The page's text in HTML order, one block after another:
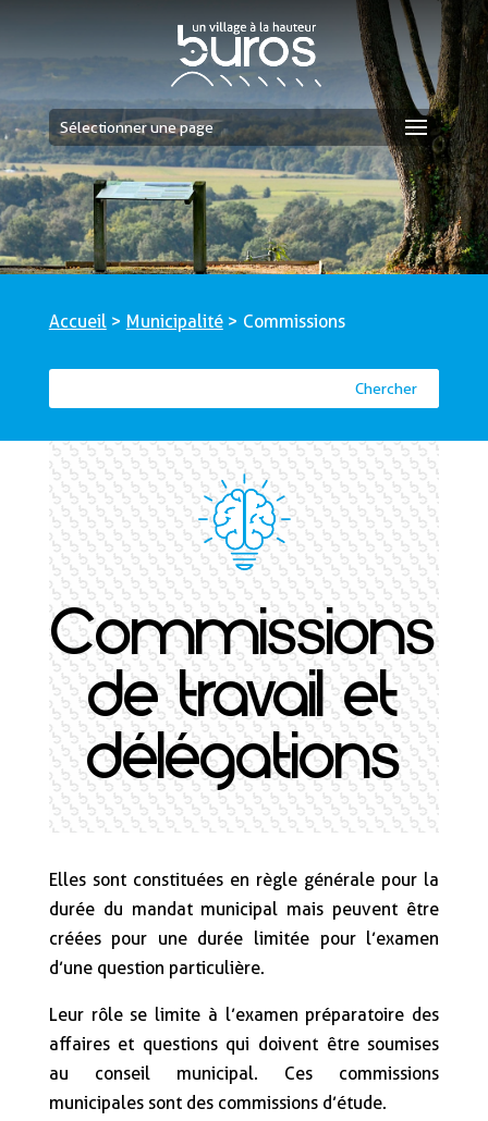
Sélectionner une page
Accueil> Municipalité> Commissions
Commissions
de travail et
délégations
Elles sont constituées en règle générale pour la
durée du mandat municipal mais peuvent être
créées pour une durée limitée pour l’examen
d’une question particulière.
Leur rôle se limite à l’examen préparatoire des
affaires et questions qui doivent être soumises
au conseil municipal. Ces commissions
municipales sont des commissions d’étude.